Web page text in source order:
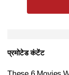
भर्ती कराने की